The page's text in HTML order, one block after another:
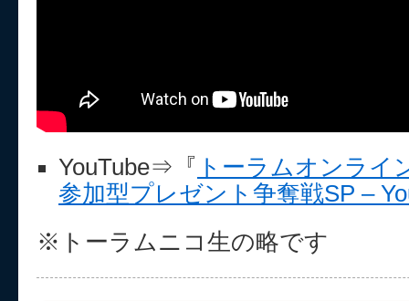
YouTube⇒『 トーラムオンライ
参加型プレゼント争奪戦SP –
※トーラムニコ生の略です